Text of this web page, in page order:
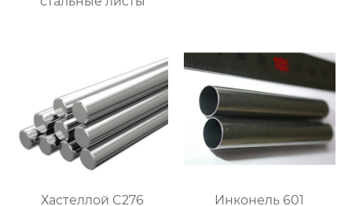
Хастеллой C276 Инконель 601